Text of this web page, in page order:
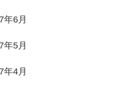
年6月
年5月
年4月